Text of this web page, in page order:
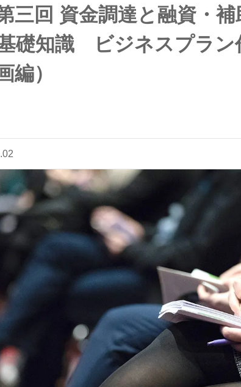
三回 資金調達と融資・
礎知識 ビジネスプラン
編）